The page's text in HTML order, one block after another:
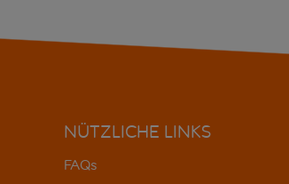
NÜTZLICHE LINKS
FAQs